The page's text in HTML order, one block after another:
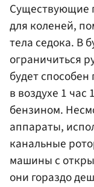
Существующие
для коленей,
тела седока. В
ограничиться
будет
в воздухе 1
бензином.
аппараты,
канальные
машины с
они гораздо